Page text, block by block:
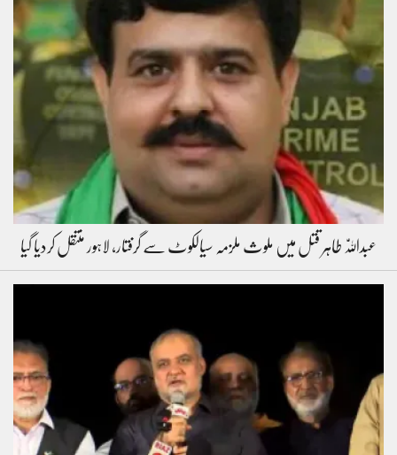
عبداللّٰہ طاہر قتل میں ملوث ملزمہ سیالکوٹ سے گرفتار، لاہور منتقل کردیا گیا